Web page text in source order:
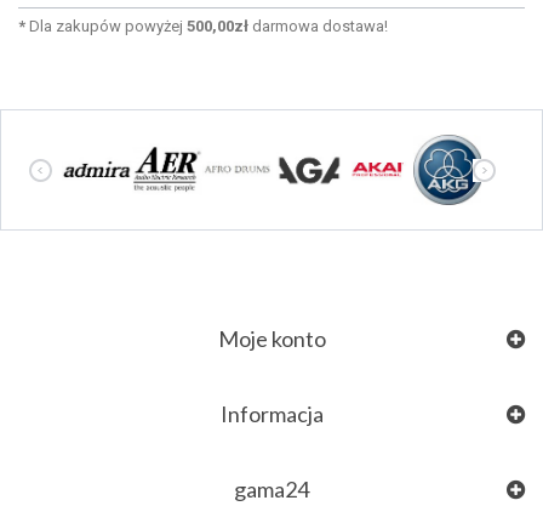
* Dla zakupów powyżej 500,00zł darmowa dostawa!
Moje konto
Informacja
gama24